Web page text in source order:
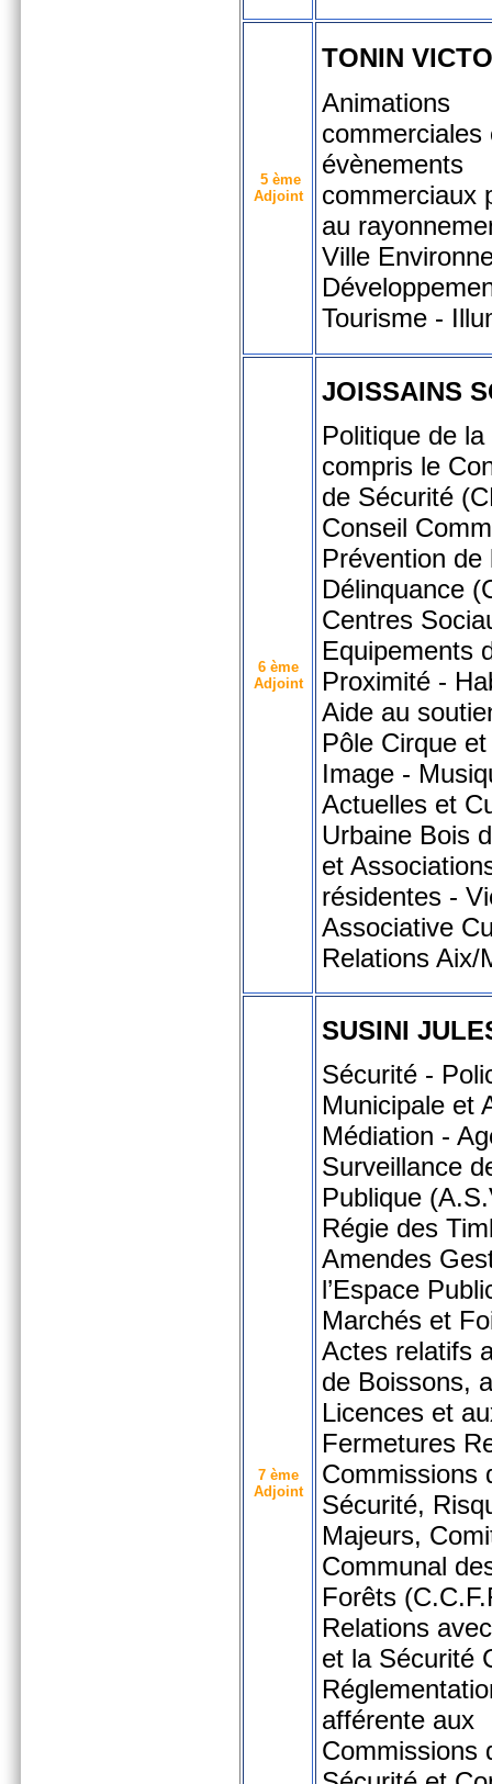
5 ème
Adjoint
TONIN
Animations
commerciales
évènements
commerciaux
au
Ville
Tourisme -
6 ème
Adjoint
JOISSAINS
Politique de
compris le
de Sécurité
Conseil
Prévention de
Délinquance
Centres
Equipements
Proximité -
Aide au
Pôle Cirque
Image -
Actuelles et
Urbaine Bois
et
résidentes -
Associative
Relations Aix/
7 ème
Adjoint
SUSINI
Sécurité -
Municipale et
Médiation -
Surveillance
Publique
Régie des
Amendes
l’Espace
Marchés et
Actes relatifs
de Boissons,
Licences et
Fermetures
Commissions
Sécurité,
Majeurs,
Communal
Forêts
Relations
et la Sécurité
afférente aux
Commissions